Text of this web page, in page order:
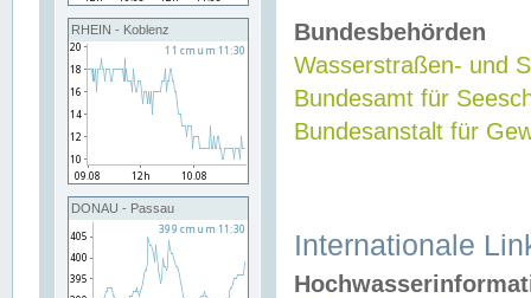
RHEIN - Koblenz
DONAU - Passau
Bundesbehörden
Wasserstraßen- und
Bundesamt für
Bundesanstalt für
Internationale